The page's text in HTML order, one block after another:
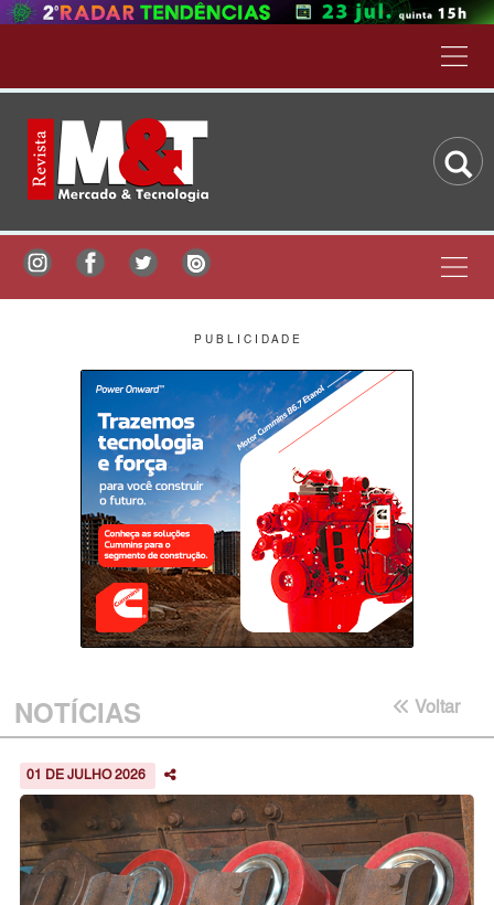
P U B L I C I D A D E
NOTÍCIAS Voltar
01 DE JULHO 2026